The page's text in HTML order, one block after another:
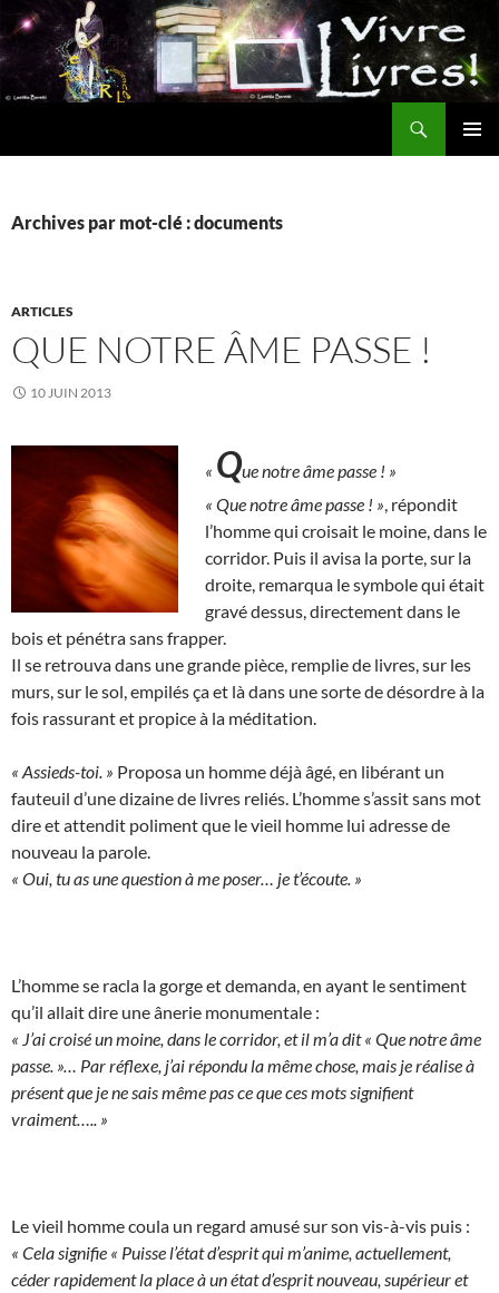
Aller
au
contenu
Archives par mot-clé : documents
ARTICLES
QUE NOTRE ÂME PASSE !
10 JUIN 2013
« Que notre âme passe ! »
« Que notre âme passe ! » , répondit
l’homme qui croisait le moine, dans le
corridor. Puis il avisa la porte, sur la
droite, remarqua le symbole qui était
gravé dessus, directement dans le
bois et pénétra sans frapper.
Il se retrouva dans une grande pièce, remplie de livres, sur les
murs, sur le sol, empilés ça et là dans une sorte de désordre à la
fois rassurant et propice à la méditation.
« Assieds-toi. » Proposa un homme déjà âgé, en libérant un
fauteuil d’une dizaine de livres reliés. L’homme s’assit sans mot
dire et attendit poliment que le vieil homme lui adresse de
nouveau la parole.
« Oui, tu as une question à me poser… je t’écoute. »
L’homme se racla la gorge et demanda, en ayant le sentiment
qu’il allait dire une ânerie monumentale :
« J’ai croisé un moine, dans le corridor, et il m’a dit « Que notre âme
passe. »… Par réflexe, j’ai répondu la même chose, mais je réalise à
présent que je ne sais même pas ce que ces mots signifient
vraiment….. »
Le vieil homme coula un regard amusé sur son vis-à-vis puis :
« Cela signifie « Puisse l’état d’esprit qui m’anime, actuellement,
céder rapidement la place à un état d’esprit nouveau, supérieur et